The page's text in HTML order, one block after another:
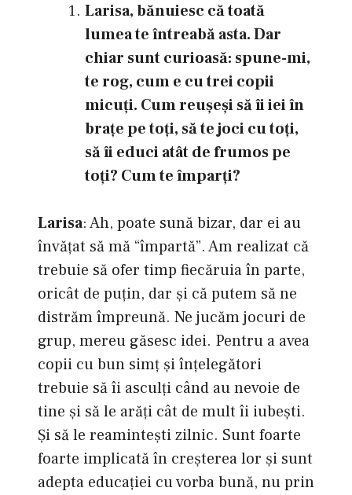
Larisa, bănuiesc că toată
lumea te întreabă asta. Dar
chiar sunt curioasă: spune-mi,
te rog, cum e cu trei copii
micuţi. Cum reuşeşi să îi iei în
braţe pe toţi, să te joci cu toţi,
să îi educi atât de frumos pe
toţi? Cum te împarţi?
Larisa: Ah, poate sună bizar, dar ei au
învățat să mă “împartă”. Am realizat că
trebuie să ofer timp fiecăruia în parte,
oricât de puțin, dar și că putem să ne
distrăm împreună. Ne jucăm jocuri de
grup, mereu găsesc idei. Pentru a avea
copii cu bun simţ și înțelegători
trebuie să îi asculți când au nevoie de
tine și să le arăți cât de mult îi iubești.
Și să le reamintești zilnic. Sunt foarte
foarte implicată în creșterea lor și sunt
adepta educației cu vorba bună, nu prin